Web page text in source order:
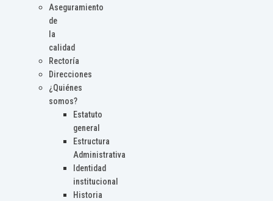
Aseguramiento
de
la
calidad
Rectoría
Direcciones
¿Quiénes
somos?
Estatuto
general
Estructura
Administrativa
Identidad
institucional
Historia